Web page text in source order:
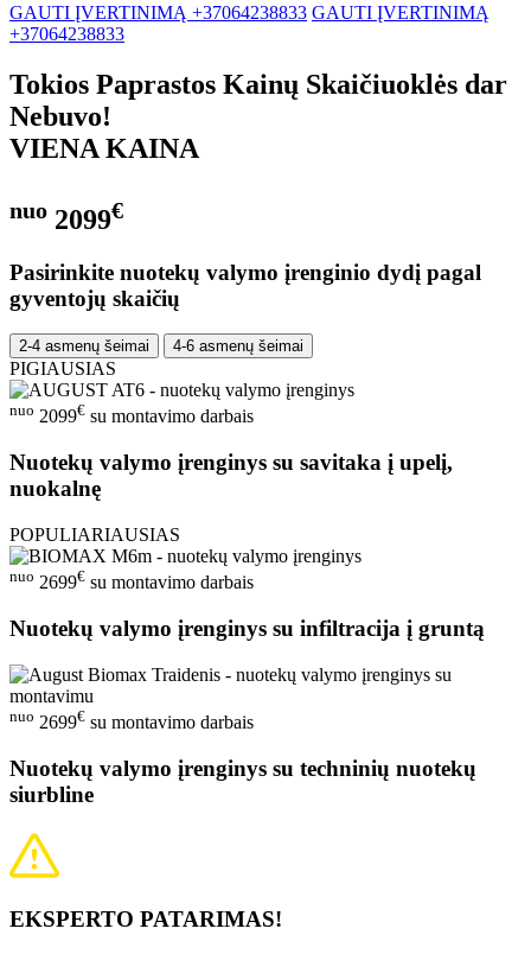
GAUTI ĮVERTINIMĄ +37064238833 GAUTI ĮVERTINIMĄ
+37064238833
Tokios Paprastos Kainų Skaičiuoklės dar
Nebuvo!
VIENA KAINA
nuo 2099€
Pasirinkite nuotekų valymo įrenginio dydį pagal
gyventojų skaičių
2-4 asmenų šeimai 4-6 asmenų šeimai
PIGIAUSIAS
nuo 2099€ su montavimo darbais
Nuotekų valymo įrenginys su savitaka į upelį,
nuokalnę
POPULIARIAUSIAS
nuo 2699€ su montavimo darbais
Nuotekų valymo įrenginys su infiltracija į gruntą
nuo 2699€ su montavimo darbais
Nuotekų valymo įrenginys su techninių nuotekų
siurbline
EKSPERTO PATARIMAS!